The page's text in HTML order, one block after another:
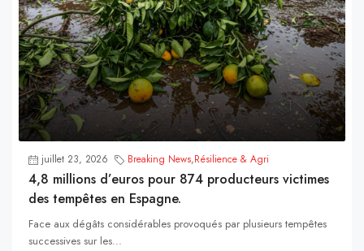
juillet 23, 2026 Breaking News,Résilience & Agri
4,8 millions d’euros pour 874 producteurs victimes
des tempêtes en Espagne.
Face aux dégâts considérables provoqués par plusieurs tempêtes
successives sur les...